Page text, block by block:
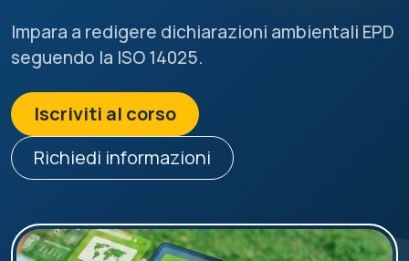
Impara a redigere dichiarazioni ambientali EPD
seguendo la ISO 14025.
Iscriviti al corso
Richiedi informazioni